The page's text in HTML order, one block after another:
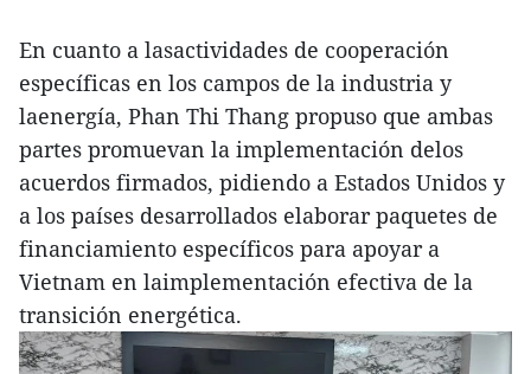
En cuanto a lasactividades de cooperación
específicas en los campos de la industria y
laenergía, Phan Thi Thang propuso que ambas
partes promuevan la implementación delos
acuerdos firmados, pidiendo a Estados Unidos y
a los países desarrollados elaborar paquetes de
financiamiento específicos para apoyar a
Vietnam en laimplementación efectiva de la
transición energética.